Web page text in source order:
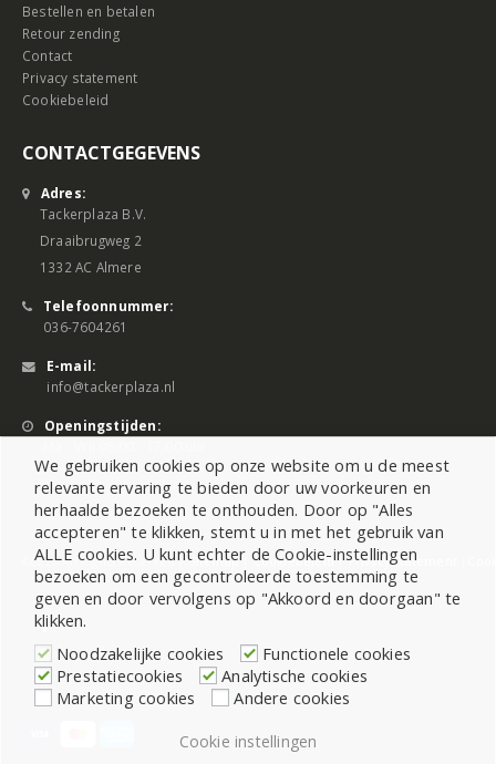
Bestellen en betalen
Retour zending
Contact
Privacy statement
Cookiebeleid
CONTACTGEGEVENS
Adres:
Tackerplaza B.V.
Draaibrugweg 2
1332 AC Almere
Telefoonnummer:
036-7604261
E-mail:
info@tackerplaza.nl
Openingstijden:
©2026 All Rights Reserved |Sitemap|Cookiebeleid|Privacy Statement
We gebruiken cookies op onze website om u de meest
relevante ervaring te bieden door uw voorkeuren en
herhaalde bezoeken te onthouden. Door op "Alles
accepteren" te klikken, stemt u in met het gebruik van
ALLE cookies. U kunt echter de Cookie-instellingen
bezoeken om een gecontroleerde toestemming te
geven en door vervolgens op "Akkoord en doorgaan" te
klikken.
Noodzakelijke cookies
Functionele cookies
Prestatiecookies
Analytische cookies
Marketing cookies
Andere cookies
Cookie instellingen